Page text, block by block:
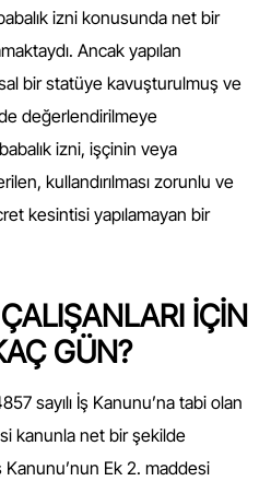
izni konusunda net bir
Ancak yapılan
bir statüye kavuşturulmuş ve
değerlendirilmeye
izni, işçinin veya
kullandırılması zorunlu ve
kesintisi yapılamayan bir
İÇİN
GÜN?
sayılı İş Kanunu’na tabi olan
kanunla net bir şekilde
Kanunu’nun Ek 2. maddesi